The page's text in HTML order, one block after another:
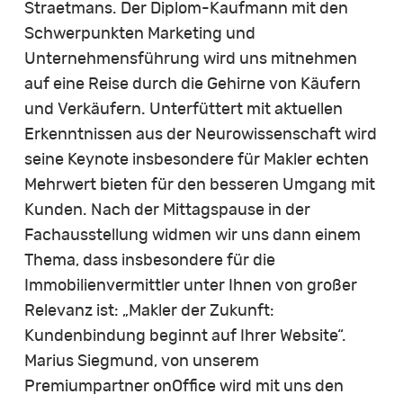
Straetmans. Der Diplom-Kaufmann mit den
Schwerpunkten Marketing und
Unternehmensführung wird uns mitnehmen
auf eine Reise durch die Gehirne von Käufern
und Verkäufern. Unterfüttert mit aktuellen
Erkenntnissen aus der Neurowissenschaft wird
seine Keynote insbesondere für Makler echten
Mehrwert bieten für den besseren Umgang mit
Kunden. Nach der Mittagspause in der
Fachausstellung widmen wir uns dann einem
Thema, dass insbesondere für die
Immobilienvermittler unter Ihnen von großer
Relevanz ist: „Makler der Zukunft:
Kundenbindung beginnt auf Ihrer Website“.
Marius Siegmund, von unserem
Premiumpartner onOffice wird mit uns den